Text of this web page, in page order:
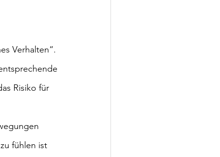
Verhalten“.
Risiko für
fühlen ist